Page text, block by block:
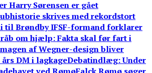
Harry Sørensen er gået
skrives med rekordstort
til Brøndby IFSF-formand forklarer
om hjælp: Fakta skal før fart i
af Wegner-design bliver
DM i lagkageDebatindlæg: Under